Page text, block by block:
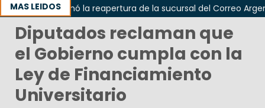
MAS LEIDOS
reclamó la reapertura de la sucursal del Correo Argentino
Diputados reclaman que
el Gobierno cumpla con la
Ley de Financiamiento
Universitario